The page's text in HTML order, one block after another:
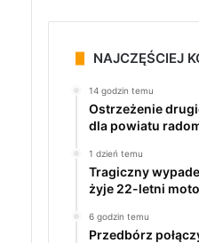
NAJCZĘŚCIEJ
14 godzin temu
Ostrzeżenie
dla powiatu
1 dzień temu
Tragiczny
żyje 22-letni
6 godzin temu
Przedbórz